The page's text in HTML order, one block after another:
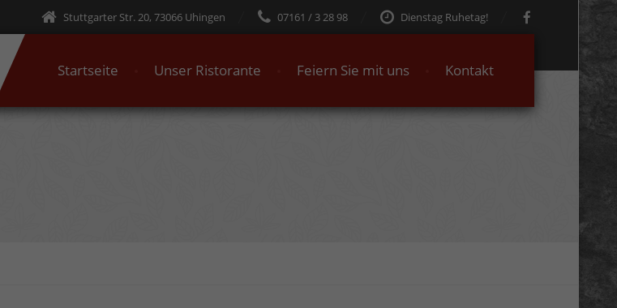
Stuttgarter Str. 20, 73066 Uhingen 07161 / 3 28 98 Dienstag Ruhetag!
Startseite Unser Ristorante Feiern Sie mit uns Kontakt